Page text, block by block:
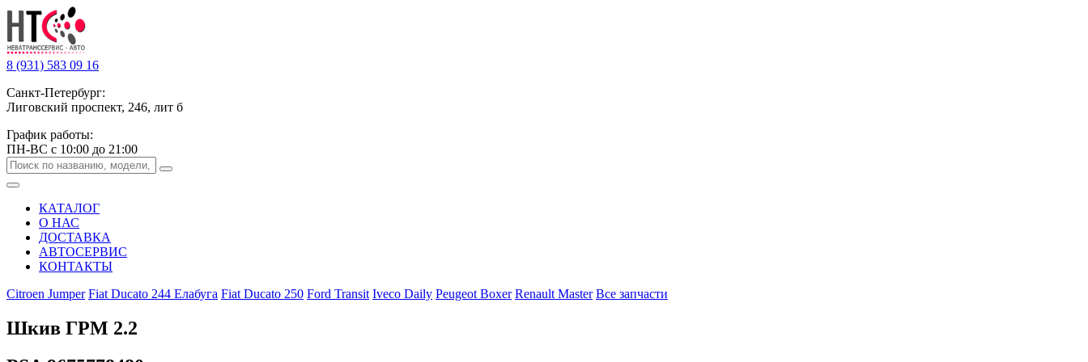
8 (931) 583 09 16
Санкт-Петербург:
Лиговский проспект, 246, лит б
График работы:
ПН-ВС с 10:00 до 21:00
КАТАЛОГ
О НАС
ДОСТАВКА
АВТОСЕРВИС
КОНТАКТЫ
Citroen Jumper Fiat Ducato 244 Елабуга Fiat Ducato 250 Ford Transit Iveco Daily Peugeot Boxer Renault Master Все запчасти
Шкив ГРМ 2.2